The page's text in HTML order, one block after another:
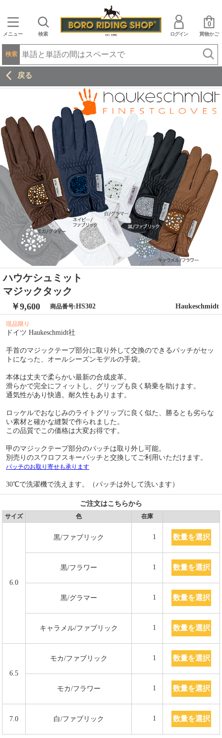
メニュー 検索 ログイン 買物かご
0
検索
戻る
ハウケシュミット
マジックタック
￥9,600 商品番号:HS302 Haukeschmidt
現品限り
ドイツ Haukeschmidt社
手首のマジックテープ部分に取り外して交換のできるパッチがセッ
トになった、オールシーズンモデルの手袋。
本体は丈夫で柔らかい最新の合成皮革。
滑らかで完全にフィットし、グリップも良く騎乗を助けます。
通気性があり快適。耐久性もあります。
ロッケルでおなじみのライトグリップに良く似た、勝るとも劣らな
い素材と確かな縫製で作られました。
この品質でこの価格は大変お得です。
甲のマジックテープ部分のパッチは取り外し可能。
別売りのスワロフスキーパッチと交換してご利用いただけます。
パッチのお取り寄せも承ります
30℃で洗濯機で洗えます。（パッチは外して洗います）
ご注文はこちらから
サイズ 色 在庫
6.0
黒/ファブリック 1 数量を選択
黒/フラワー 1 数量を選択
黒/グラマー 1 数量を選択
キャラメル/ファブリック 1 数量を選択
6.5
モカ/ファブリック 1 数量を選択
モカ/フラワー 1 数量を選択
7.0 白/ファブリック 1 数量を選択